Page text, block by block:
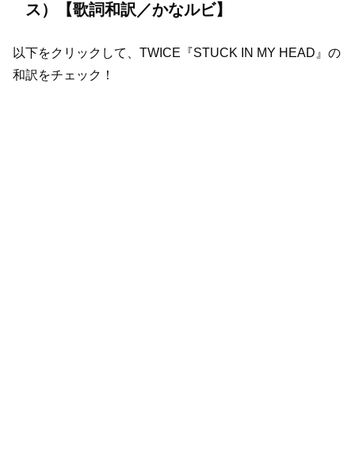
ス）【歌詞和訳／かなルビ】
以下をクリックして、TWICE『STUCK IN MY HEAD』の
和訳をチェック！